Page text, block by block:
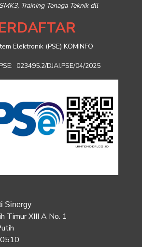
Training Tenaga Teknik dll
Elektronik (PSE) KOMINFO
023495.2/DJAI.PSE/04/2025
Sinergy
Timur XIII A No. 1